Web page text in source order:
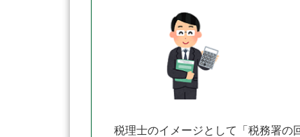
税理士のイメージとして「税務署の